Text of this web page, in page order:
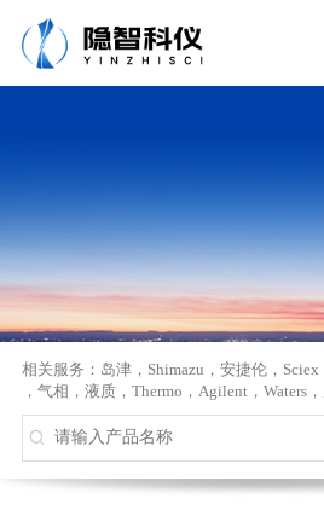
相关服务： 岛津， Shimazu ， 安捷伦， Sciex
， 气相 ， 液质， Thermo ， Agilent ， Waters，